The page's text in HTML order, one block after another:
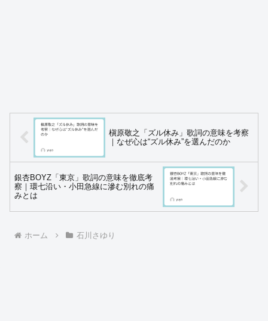
槇原敬之「ズル休み」歌詞の意味を考察
｜なぜ心は“ズル休み”を選んだのか
銀杏BOYZ「東京」歌詞の意味を徹底考
察｜環七沿い・小田急線に滲む別れの痛
みとは
ホーム 石川さゆり